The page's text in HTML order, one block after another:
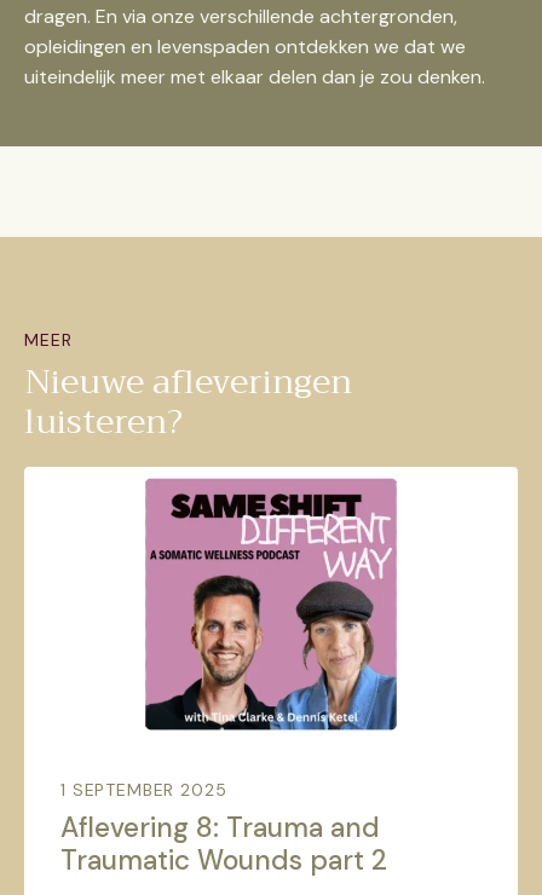
dragen. En via onze verschillende achtergronden,
opleidingen en levenspaden ontdekken we dat we
uiteindelijk meer met elkaar delen dan je zou denken.
MEER
Nieuwe afleveringen
luisteren?
1 SEPTEMBER 2025
Aflevering 8: Trauma and
Traumatic Wounds part 2